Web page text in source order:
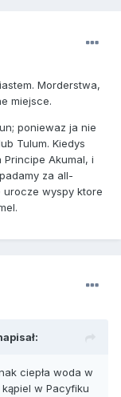
Morderstwa,
miejsce.
poniewaz ja nie
Tulum. Kiedys
Principe Akumal, i
za all-
urocze wyspy ktore
ciepła woda w
kąpiel w Pacyfiku